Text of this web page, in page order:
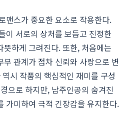
맨스가 중요한 요소로 작용한다.
이 서로의 상처를 보듬고 진정한
하게 그려진다. 또한, 처음에는
관계가 점차 신뢰와 사랑으로 변
시 작품의 핵심적인 재미를 구성
으로 하지만, 남주인공의 숨겨진
가미하여 극적 긴장감을 유지한다.